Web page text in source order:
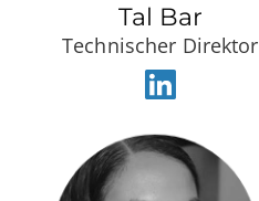
Tal Bar
Technischer Direktor